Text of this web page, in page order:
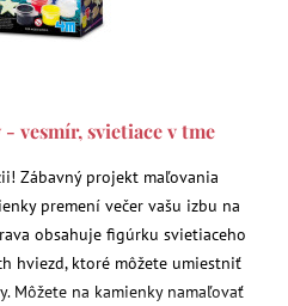
vesmír, svietiace v tme
Zábavný projekt maľovania
premení večer vašu izbu na
obsahuje figúrku svietiaceho
hviezd, ktoré môžete umiestniť
Môžete na kamienky namaľovať